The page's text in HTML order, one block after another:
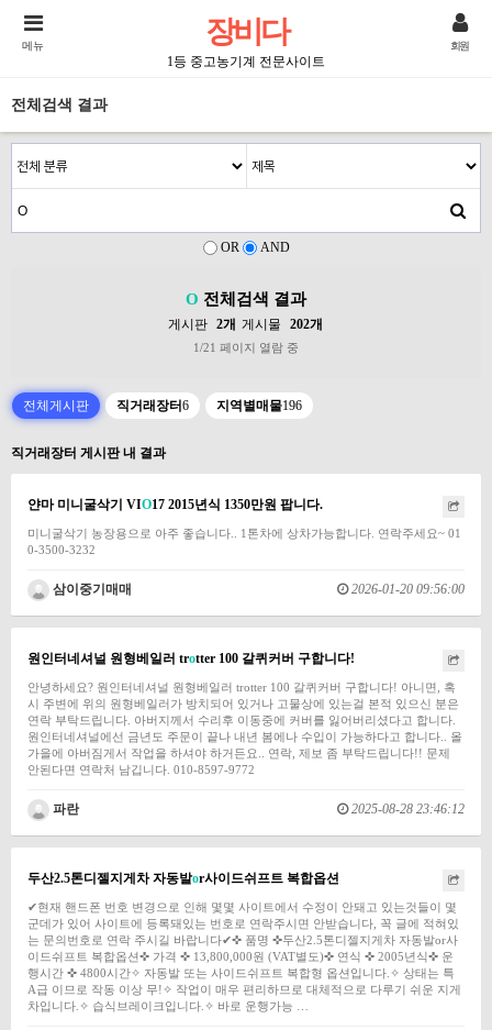
장비다
1등 중고농기계 전문사이트
메뉴 회원
전체검색 결과
OR AND
O 전체검색 결과
게시판 2개 게시물 202개
1/21 페이지 열람 중
전체게시판 직거래장터6 지역별매물196
직거래장터 게시판 내 결과
얀마 미니굴삭기 VIO17 2015년식 1350만원 팝니다.
미니굴삭기 농장용으로 아주 좋습니다.. 1톤차에 상차가능합니다. 연락주세요~ 01
0-3500-3232
삼이중기매매 2026-01-20 09:56:00
원인터네셔널 원형베일러 trotter 100 갈퀴커버 구합니다!
안녕하세요? 원인터네셔널 원형베일러 trotter 100 갈퀴커버 구합니다! 아니면, 혹
시 주변에 위의 원형베일러가 방치되어 있거나 고물상에 있는걸 본적 있으신 분은
연락 부탁드립니다. 아버지께서 수리후 이동중에 커버를 잃어버리셨다고 합니다.
원인터네셔널에선 금년도 주문이 끝나 내년 봄에나 수입이 가능하다고 합니다.. 올
가을에 아버짐게서 작업을 하셔야 하거든요.. 연락, 제보 좀 부탁드립니다!! 문제
안된다면 연락처 남깁니다. 010-8597-9772
파란 2025-08-28 23:46:12
두산2.5톤디젤지게차 자동발or사이드쉬프트 복합옵션
✔현재 핸드폰 번호 변경으로 인해 몇몇 사이트에서 수정이 안돼고 있는것들이 몇
군데가 있어 사이트에 등록돼있는 번호로 연락주시면 안받습니다, 꼭 글에 적혀있
는 문의번호로 연락 주시길 바랍니다✔✜ 품명 ✜두산2.5톤디젤지게차 자동발or사
이드쉬프트 복합옵션✜ 가격 ✜ 13,800,000원 (VAT별도)✜ 연식 ✜ 2005년식✜ 운
행시간 ✜ 4800시간✧ 자동발 또는 사이드쉬프트 복합형 옵션입니다.✧ 상태는 특
A급 이므로 작동 이상 무!✧ 작업이 매우 편리하므로 대체적으로 다루기 쉬운 지게
차입니다.✧ 습식브레이크입니다.✧ 바로 운행가능 …